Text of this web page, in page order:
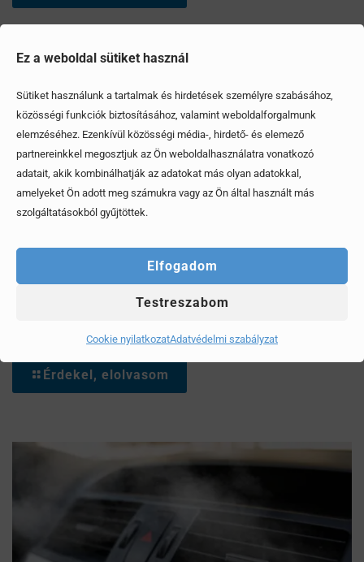
Ez a weboldal sütiket használ
Sütiket használunk a tartalmak és hirdetések személyre szabásához,
közösségi funkciók biztosításához, valamint weboldalforgalmunk
elemzéséhez. Ezenkívül közösségi média-, hirdető- és elemező
partnereinkkel megosztjuk az Ön weboldalhasználatra vonatkozó
adatait, akik kombinálhatják az adatokat más olyan adatokkal,
amelyeket Ön adott meg számukra vagy az Ön által használt más
szolgáltatásokból gyűjtöttek.
Elfogadom
Testreszabom
Cookie nyilatkozatAdatvédelmi szabályzat
Mi az a 3 kérdés, amit mindenképp tegyünk fel az
eladónak mielőtt személygépkocsit veszünk?
Érdekel, elolvasom